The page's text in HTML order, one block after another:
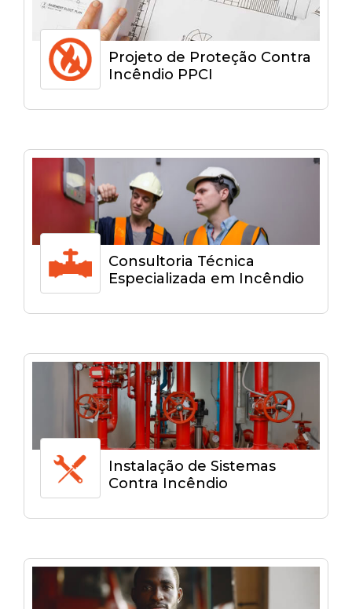
Projeto de Proteção Contra
Incêndio PPCI
Consultoria Técnica
Especializada em Incêndio
Instalação de Sistemas
Contra Incêndio